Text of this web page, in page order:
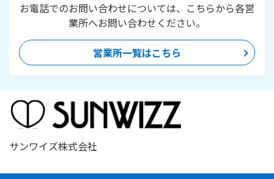
お電話でのお問い合わせについては、こちらから各営
業所へお問い合わせください。
営業所一覧はこちら
サンワイズ株式会社